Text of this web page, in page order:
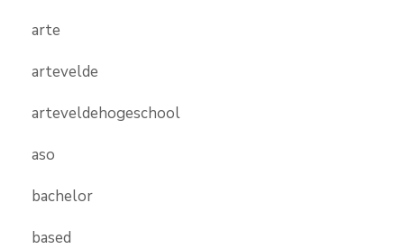
arte
artevelde
arteveldehogeschool
aso
bachelor
based